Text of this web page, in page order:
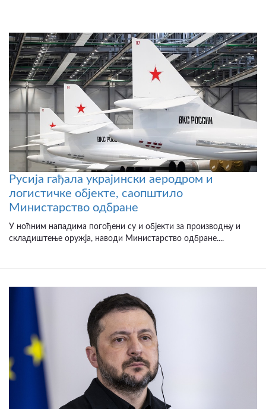
Русија гађала украјински аеродром и
логистичке објекте, саопштило
Министарство одбране
У ноћним нападима погођени су и објекти за производњу и
складиштење оружја, наводи Министарство одбране....